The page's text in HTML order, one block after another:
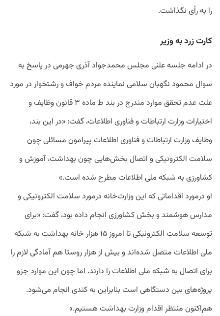
را به رأی نگذاشت.
کارت زرد به وزیر
در ادامه جلسه علنی مجلس محمدجواد آذری جهرمی در پاسخ به
سوال محمود نگهبان سلامی نماینده مردم خواف و رشتخوار در مورد
علت عدم تحقق موارد مندرج در بند ط ماده ۳ قانون وظایف و
اختیارات وزارت ارتباطات و فناوری اطلاعات، گفت: «در این بند،
وظایف وزارت ارتباطات و فناوری اطلاعات پیرامون مسائلی چون
سلامت الکترونیکی و اتصال بخش‌هایی چون بهداشت، آموزش و
کشاورزی به شبکه ملی اطلاعات مطرح شده است.»
او درمورد اقداماتی که این وزارت‌خانه درمورد سلامت الکترونیکی و
مدارس هوشمند و بخش کشاورزی انجام داده بود، گفت: «برای
توسعه سلامت الکترونیکی تا امروز ۱۵ هزار خانه بهداشت به شبکه
ملی اطلاعات متصل شده‌اند و بیش از هزار روستا هم آمادگی لازم را
برای اتصال به شبکه ملی اطلاعات را دارند. اما چون این موارد جزو
پروژه‌های بین دستگاهی است بنابراین به کندی انجام می‌شود.
هم‌اکنون منتظر اقدام وزارت بهداشت هستیم.»